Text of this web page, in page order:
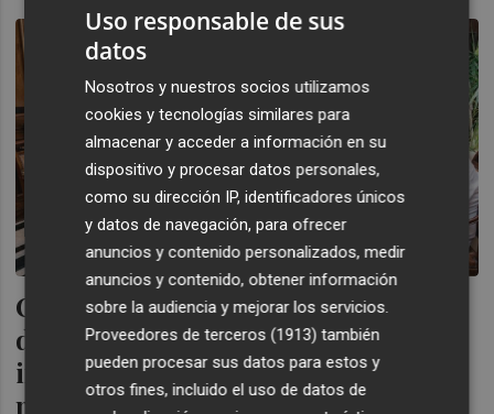
Castelló traslada a la nueva Gestora
de Gaiates su "colaboración
incondicional en la promoción del
monumento gaiatero"
Uso responsable de sus
datos
Nosotros y nuestros socios utilizamos
cookies y tecnologías similares para
almacenar y acceder a información en su
dispositivo y procesar datos personales,
como su dirección IP, identificadores únicos
y datos de navegación, para ofrecer
anuncios y contenido personalizados, medir
anuncios y contenido, obtener información
sobre la audiencia y mejorar los servicios.
Proveedores de terceros (1913) también
pueden procesar sus datos para estos y
otros fines, incluido el uso de datos de